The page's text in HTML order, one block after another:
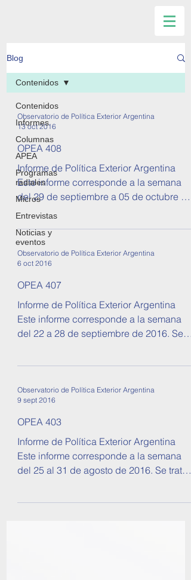
Blog
Contenidos
Informes
Columnas
APEA
Programas
radiales
Micros
Entrevistas
Noticias y
eventos
Contenidos
Observatorio de Política Exterior Argentina
13 oct 2016
OPEA 408
Informe de Política Exterior Argentina
Este informe corresponde a la semana
del 29 de septiembre a 05 de octubre de
2016. Se tratan temas...
Observatorio de Política Exterior Argentina
6 oct 2016
OPEA 407
Informe de Política Exterior Argentina
Este informe corresponde a la semana
del 22 a 28 de septiembre de 2016. Se
Observatorio de Política Exterior Argentina
9 sept 2016
OPEA 403
Informe de Política Exterior Argentina
Este informe corresponde a la semana
del 25 al 31 de agosto de 2016. Se tratan